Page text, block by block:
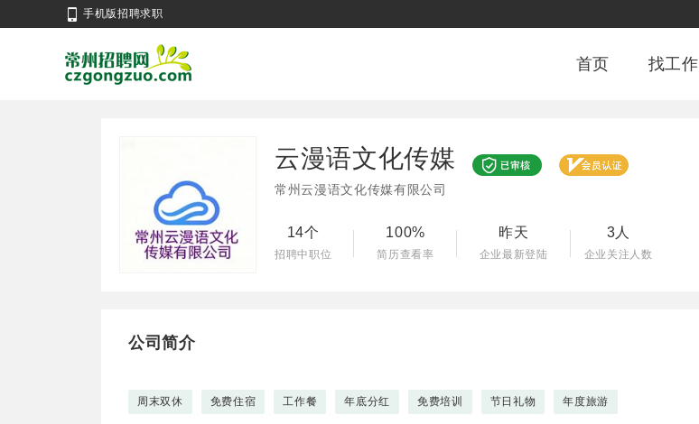
手机版招聘求职
首页 找工作
云漫语文化传媒
常州云漫语文化传媒有限公司
14个
招聘中职位
100%
简历查看率
昨天
企业最新登陆
3人
企业关注人数
公司简介
周末双休 免费住宿 工作餐 年底分红 免费培训 节日礼物 年度旅游